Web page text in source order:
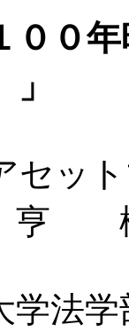
００
ット
学部